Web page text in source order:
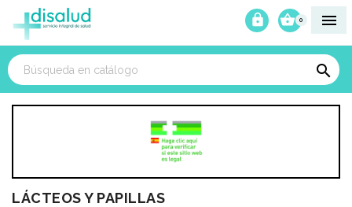

0



LÁCTEOS Y PAPILLAS